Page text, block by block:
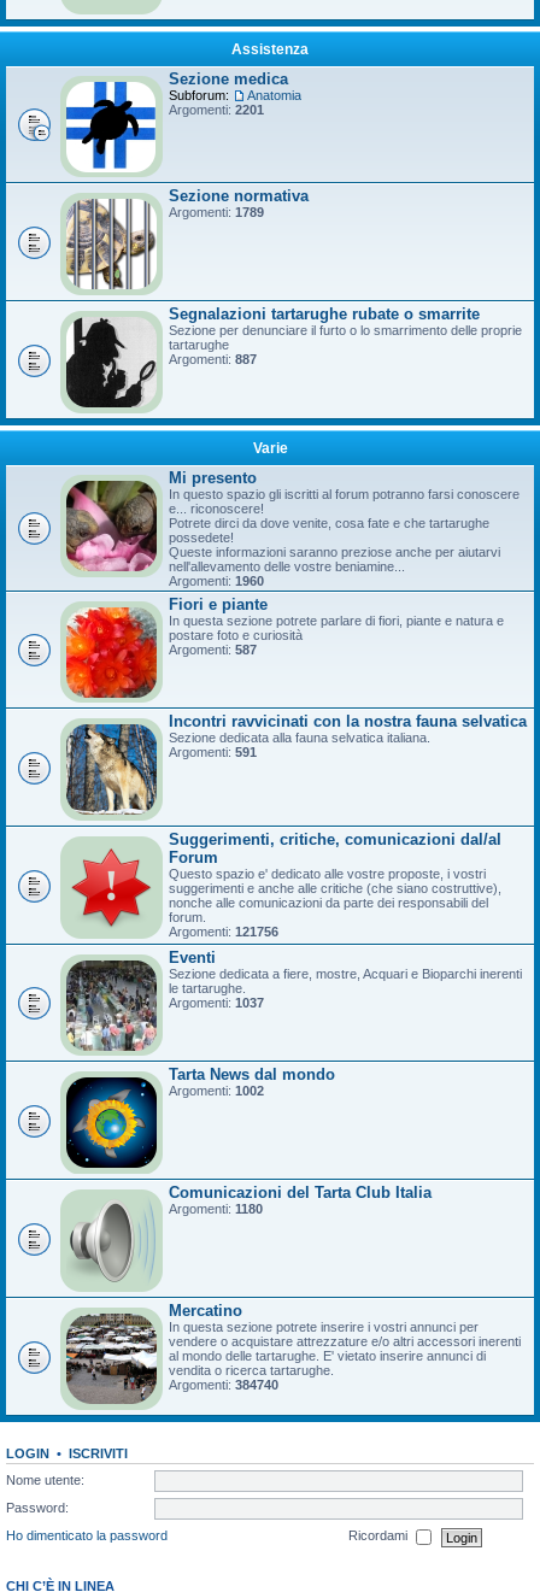
Assistenza
Sezione medica
Subforum:
Anatomia
Argomenti: 2201
Sezione normativa
Argomenti: 1789
Segnalazioni tartarughe rubate o smarrite
Sezione per denunciare il furto o lo smarrimento delle proprie
tartarughe
Argomenti: 887
Varie
Mi presento
In questo spazio gli iscritti al forum potranno farsi conoscere
e... riconoscere!
Potrete dirci da dove venite, cosa fate e che tartarughe
possedete!
Queste informazioni saranno preziose anche per aiutarvi
nell'allevamento delle vostre beniamine...
Argomenti: 1960
Fiori e piante
In questa sezione potrete parlare di fiori, piante e natura e
postare foto e curiosità
Argomenti: 587
Incontri ravvicinati con la nostra fauna selvatica
Sezione dedicata alla fauna selvatica italiana.
Argomenti: 591
Suggerimenti, critiche, comunicazioni dal/al
Forum
Questo spazio e' dedicato alle vostre proposte, i vostri
suggerimenti e anche alle critiche (che siano costruttive),
nonche alle comunicazioni da parte dei responsabili del
forum.
Argomenti: 121756
Eventi
Sezione dedicata a fiere, mostre, Acquari e Bioparchi inerenti
le tartarughe.
Argomenti: 1037
Tarta News dal mondo
Argomenti: 1002
Comunicazioni del Tarta Club Italia
Argomenti: 1180
Mercatino
In questa sezione potrete inserire i vostri annunci per
vendere o acquistare attrezzature e/o altri accessori inerenti
al mondo delle tartarughe. E' vietato inserire annunci di
vendita o ricerca tartarughe.
Argomenti: 384740
LOGIN • ISCRIVITI
Nome utente:
Password:
Ho dimenticato la password
Ricordami
CHI C’È IN LINEA